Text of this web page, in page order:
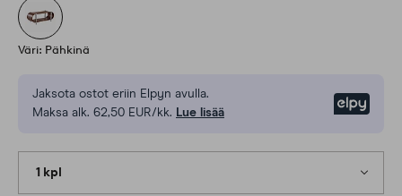
Väri: Pähkinä
Jaksota ostot eriin Elpyn avulla.
Maksa alk. 62,50 EUR/kk. Lue lisää
1 kpl